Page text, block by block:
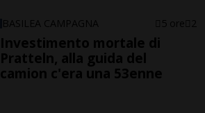
BASILEA CAMPAGNA 5 ore 2
Investimento mortale di
Pratteln, alla guida del
camion c'era una 53enne